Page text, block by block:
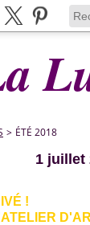
> ÉTÉ 2018
1 juillet
!